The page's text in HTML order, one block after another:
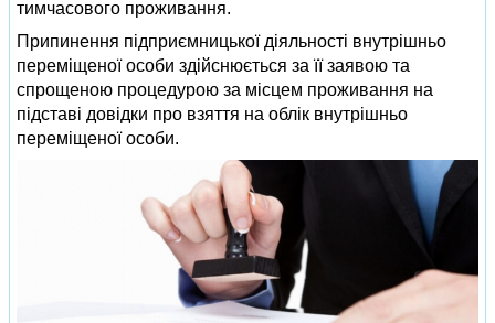
тимчасового проживання.
Припинення підприємницької діяльності внутрішньо
переміщеної особи здійснюється за її заявою та
спрощеною процедурою за місцем проживання на
підставі довідки про взяття на облік внутрішньо
переміщеної особи.